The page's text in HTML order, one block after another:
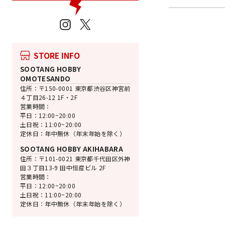
Instagram
STORE INFO
SOOTANG HOBBY
OMOTESANDO
住所：〒150-0001 東京都渋谷区神宮前
４丁目26-12 1F・2F
営業時間：
平日：12:00~20:00
土日祝：11:00~20:00
定休日：年中無休（年末年始を除く）
SOOTANG HOBBY AKIHABARA
住所：〒101-0021 東京都千代田区外神
田３丁目13-9 田中恒産ビル 2F
営業時間：
平日：12:00~20:00
土日祝：11:00~20:00
定休日：年中無休（年末年始を除く）